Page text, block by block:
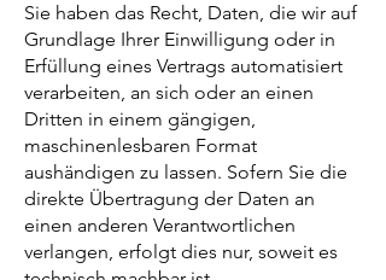
Sie haben das Recht, Daten, die wir auf
Grundlage Ihrer Einwilligung oder in
Erfüllung eines Vertrags automatisiert
verarbeiten, an sich oder an einen
Dritten in einem gängigen,
maschinenlesbaren Format
aushändigen zu lassen. Sofern Sie die
direkte Übertragung der Daten an
einen anderen Verantwortlichen
verlangen, erfolgt dies nur, soweit es